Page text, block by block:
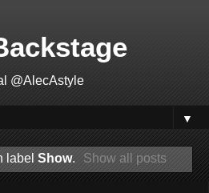
@AlecAstyle
▼
label Show. Show all posts